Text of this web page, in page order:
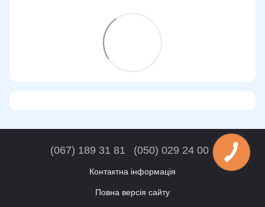
(067) 189 31 81 (050) 029 24 00
Контактна інформація
Повна версія сайту